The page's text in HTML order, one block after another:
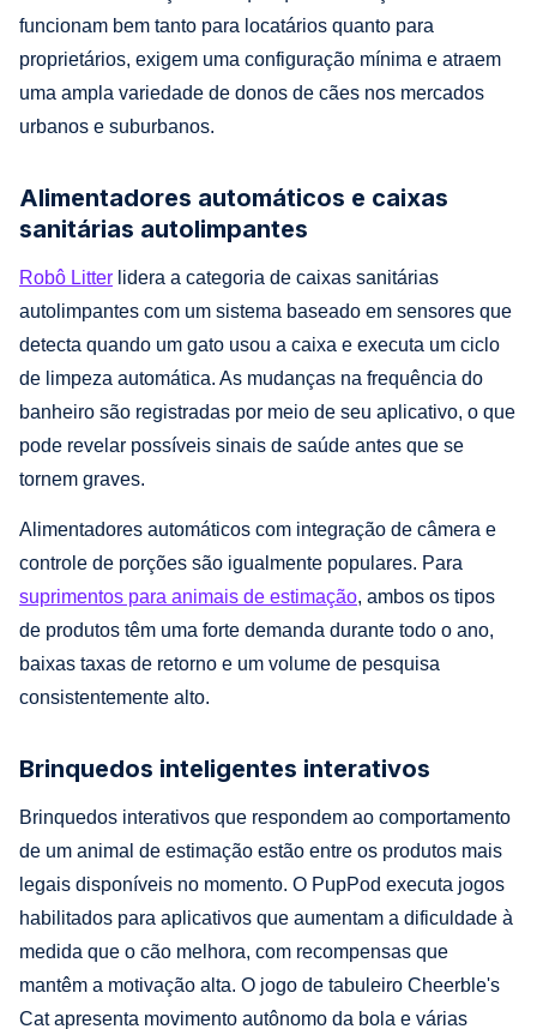
funcionam bem tanto para locatários quanto para
proprietários, exigem uma configuração mínima e atraem
uma ampla variedade de donos de cães nos mercados
urbanos e suburbanos.
Alimentadores automáticos e caixas
sanitárias autolimpantes
Robô Litter lidera a categoria de caixas sanitárias
autolimpantes com um sistema baseado em sensores que
detecta quando um gato usou a caixa e executa um ciclo
de limpeza automática. As mudanças na frequência do
banheiro são registradas por meio de seu aplicativo, o que
pode revelar possíveis sinais de saúde antes que se
tornem graves.
Alimentadores automáticos com integração de câmera e
controle de porções são igualmente populares. Para
suprimentos para animais de estimação, ambos os tipos
de produtos têm uma forte demanda durante todo o ano,
baixas taxas de retorno e um volume de pesquisa
consistentemente alto.
Brinquedos inteligentes interativos
Brinquedos interativos que respondem ao comportamento
de um animal de estimação estão entre os produtos mais
legais disponíveis no momento. O PupPod executa jogos
habilitados para aplicativos que aumentam a dificuldade à
medida que o cão melhora, com recompensas que
mantêm a motivação alta. O jogo de tabuleiro Cheerble's
Cat apresenta movimento autônomo da bola e várias